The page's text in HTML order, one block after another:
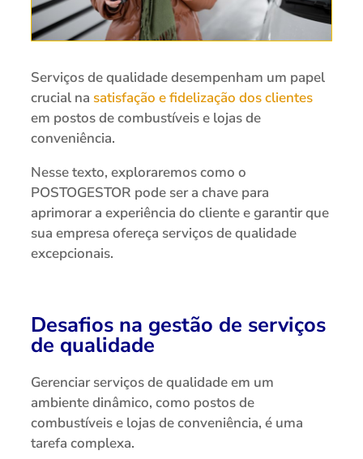
Serviços de qualidade desempenham um papel
crucial na satisfação e fidelização dos clientes
em postos de combustíveis e lojas de
conveniência.
Nesse texto, exploraremos como o
POSTOGESTOR pode ser a chave para
aprimorar a experiência do cliente e garantir que
sua empresa ofereça serviços de qualidade
excepcionais.
Desafios na gestão de serviços
de qualidade
Gerenciar serviços de qualidade em um
ambiente dinâmico, como postos de
combustíveis e lojas de conveniência, é uma
tarefa complexa.